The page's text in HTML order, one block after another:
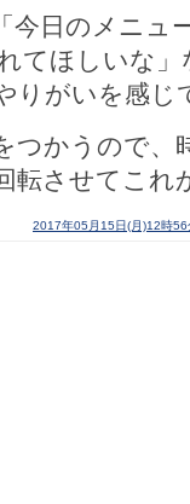
今日のメニュ
てほしいな
りがいを感じ
つかうので、
転させてこれ
2017年05月15日(月)12時56